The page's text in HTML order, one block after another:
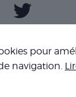
nous
pour
navigation.